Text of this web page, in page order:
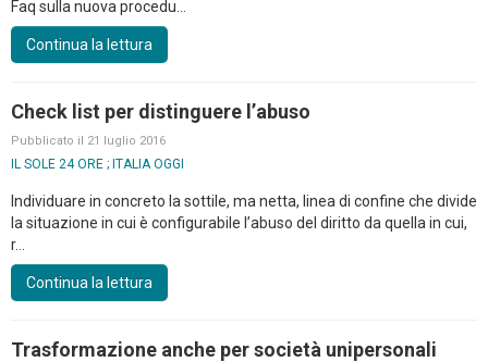
Faq sulla nuova procedu...
Continua la lettura
Check list per distinguere l’abuso
Pubblicato il 21 luglio 2016
IL SOLE 24 ORE ; ITALIA OGGI
Individuare in concreto la sottile, ma netta, linea di confine che divide
la situazione in cui è configurabile l’abuso del diritto da quella in cui,
r...
Continua la lettura
Trasformazione anche per società unipersonali